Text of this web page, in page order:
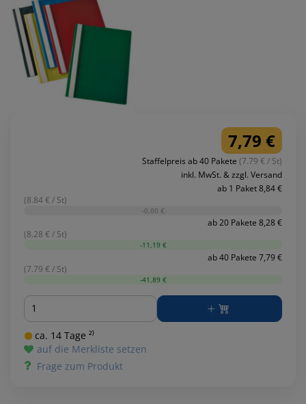
7,79 €
Staffelpreis ab 40 Pakete (7.79 € / St)
inkl. MwSt. & zzgl. Versand
ab 1 Paket 8,84 €
(8.84 € / St)
-0,00 €
ab 20 Pakete 8,28 €
(8.28 € / St)
-11,19 €
ab 40 Pakete 7,79 €
(7.79 € / St)
-41,89 €
Menge
ca. 14 Tage ²⁾
auf die Merkliste setzen
Frage zum Produkt